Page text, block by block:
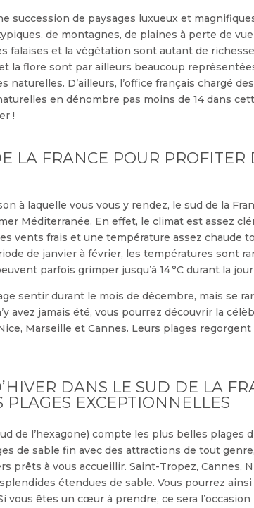
succession de paysages luxueux et
de montagnes, de plaines à perte de
falaises et la végétation sont autant de
la flore sont par ailleurs beaucoup
naturelles. D’ailleurs, l’office français chargé
en dénombre pas moins de 14 dans
!
LA FRANCE POUR PROFITER
à laquelle vous vous y rendez, le sud de la
Méditerranée. En effet, le climat est assez
vents frais et une température assez chaude
de janvier à février, les températures sont
parfois grimper jusqu’à 14 °C durant la
sentir durant le mois de décembre, mais se
avez jamais été, vous pourrez découvrir la
Marseille et Cannes. Leurs plages regorgent
DANS LE SUD DE LA
PLAGES EXCEPTIONNELLES
de l’hexagone) compte les plus belles plages
de sable fin avec des attractions de tout
prêts à vous accueillir. Saint-Tropez, Cannes,
étendues de sable. Vous pourrez
vous êtes un cœur à prendre, ce sera l’occasion